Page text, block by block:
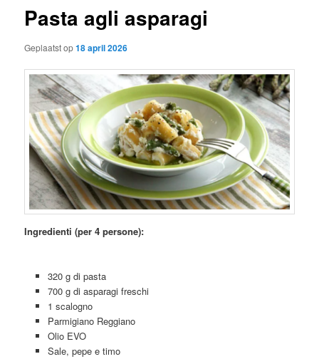
Pasta agli asparagi
Geplaatst op18 april 2026
Ingredienti (per 4 persone):
320 g di pasta
700 g di asparagi freschi
1 scalogno
Parmigiano Reggiano
Olio EVO
Sale, pepe e timo